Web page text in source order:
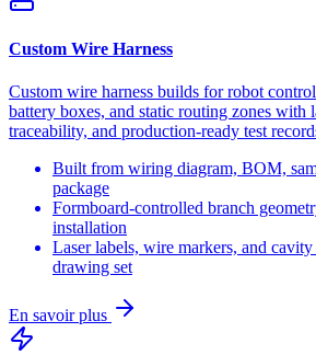
Custom Wire Harness
Custom wire harness builds for robot
battery boxes, and static routing zones with
traceability, and production-ready test
Built from wiring diagram, BOM,
package
Formboard-controlled branch
installation
Laser labels, wire markers, and
drawing set
En savoir plus